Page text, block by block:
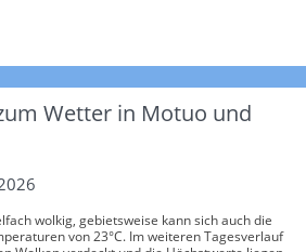
Wetter in Motuo und
wolkig, gebietsweise kann sich auch die
von 23°C. Im weiteren Tagesverlauf